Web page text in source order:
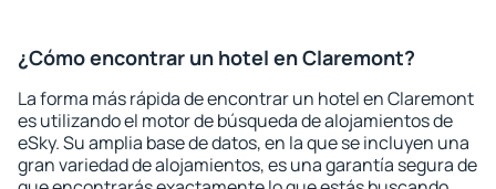
¿Cómo encontrar un hotel en Claremont?
La forma más rápida de encontrar un hotel en Claremont
es utilizando el motor de búsqueda de alojamientos de
eSky. Su amplia base de datos, en la que se incluyen una
gran variedad de alojamientos, es una garantía segura de